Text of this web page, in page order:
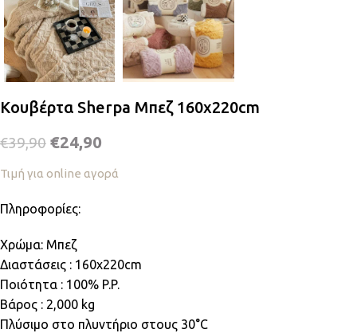
Κουβέρτα Sherpa Μπεζ 160x220cm
€39,90 €24,90
Τιμή για online αγορά
Πληροφορίες:
Χρώμα: Μπεζ
Διαστάσεις : 160x220cm
Ποιότητα : 100% P.P.
Βάρος : 2,000 kg
Πλύσιμο στο πλυντήριο στους 30°C